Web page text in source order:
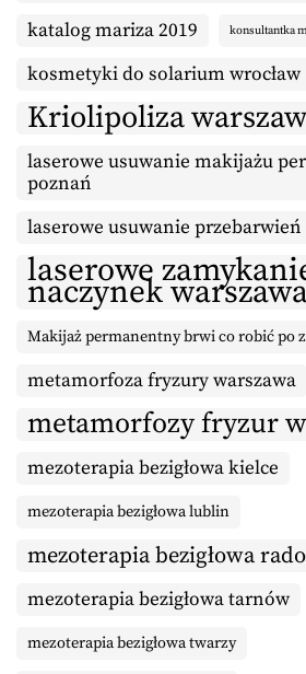
katalog mariza 2019 konsultantka
kosmetyki do solarium wrocław
Kriolipoliza
laserowe usuwanie makijażu
poznań
laserowe usuwanie przebarwień
laserowe
naczynek
Makijaż permanentny brwi co robić po
metamorfoza fryzury warszawa
metamorfozy fryzur
mezoterapia bezigłowa kielce
mezoterapia bezigłowa lublin
mezoterapia bezigłowa
mezoterapia bezigłowa tarnów
mezoterapia bezigłowa twarzy